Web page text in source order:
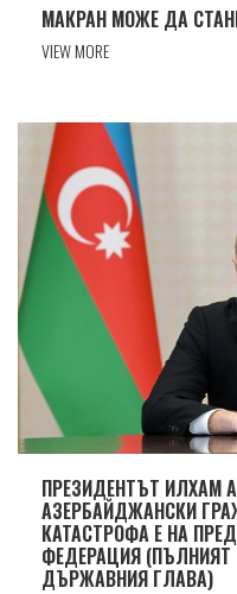
МАКРАН МОЖЕ ДА
VIEW MORE
ПРЕЗИДЕНТЪТ ИЛХАМ
АЗЕРБАЙДЖАНСКИ
КАТАСТРОФА Е НА
ФЕДЕРАЦИЯ (ПЪЛНИЯТ
ДЪРЖАВНИЯ ГЛАВА)